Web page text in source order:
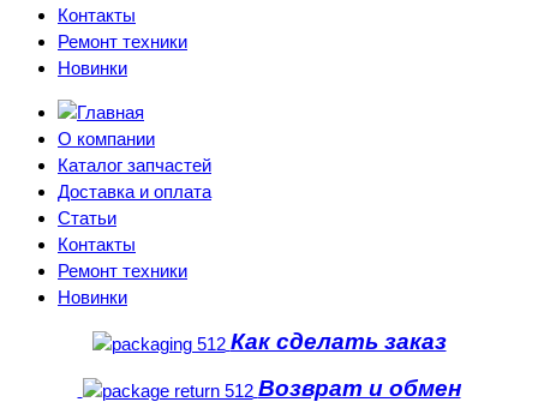
Контакты
Ремонт техники
Новинки
О компании
Каталог запчастей
Доставка и оплата
Статьи
Контакты
Ремонт техники
Новинки
Как сделать заказ
Возврат и обмен